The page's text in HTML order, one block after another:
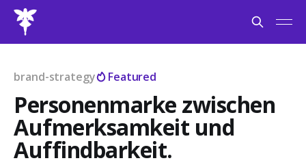
brand-strategy Featured
Personenmarke zwischen
Aufmerksamkeit und
Auffindbarkeit.